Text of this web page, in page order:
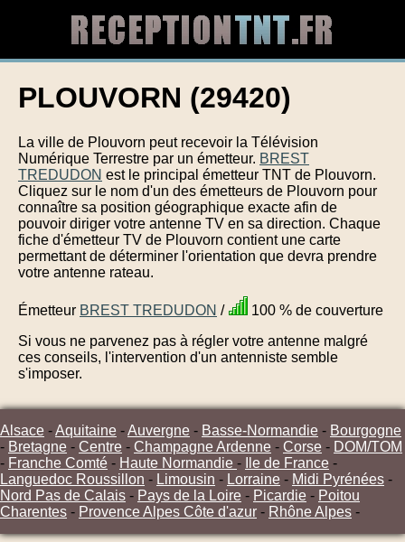
PLOUVORN (29420)
La ville de Plouvorn peut recevoir la Télévision
Numérique Terrestre par un émetteur. BREST
TREDUDON est le principal émetteur TNT de Plouvorn.
Cliquez sur le nom d'un des émetteurs de Plouvorn pour
connaître sa position géographique exacte afin de
pouvoir diriger votre antenne TV en sa direction. Chaque
fiche d'émetteur TV de Plouvorn contient une carte
permettant de déterminer l'orientation que devra prendre
votre antenne rateau.
Émetteur BREST TREDUDON /
100 % de couverture
Si vous ne parvenez pas à régler votre antenne malgré
ces conseils, l'intervention d'un antenniste semble
s'imposer.
Alsace -Aquitaine -Auvergne - Basse-Normandie - Bourgogne
- Bretagne - Centre - Champagne Ardenne - Corse - DOM/TOM
- Franche Comté - Haute Normandie - Ile de France -
Languedoc Roussillon - Limousin - Lorraine - Midi Pyrénées -
Nord Pas de Calais - Pays de la Loire - Picardie - Poitou
Charentes - Provence Alpes Côte d'azur - Rhône Alpes -